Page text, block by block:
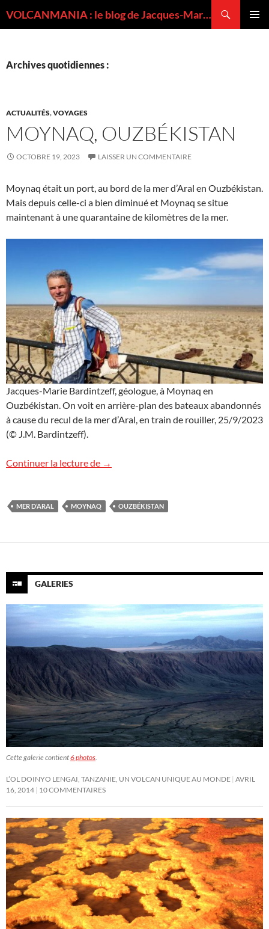
VOLCANMANIA : le blog de Jacques-Marie BARDINTZEFF, volcanologue
Archives quotidiennes :
ACTUALITÉS,VOYAGES
MOYNAQ, OUZBÉKISTAN
OCTOBRE 19, 2023 LAISSER UN COMMENTAIRE
Moynaq était un port, au bord de la mer d’Aral en Ouzbékistan.
Mais depuis celle-ci a bien diminué et Moynaq se situe
maintenant à une quarantaine de kilomètres de la mer.
Jacques-Marie Bardintzeff, géologue, à Moynaq en
Ouzbékistan. On voit en arrière-plan des bateaux abandonnés
à cause du recul de la mer d’Aral, en train de rouiller, 25/9/2023
(© J.M. Bardintzeff).
Continuer la lecture de Moynaq, Ouzbékistan
→
MER D’ARAL MOYNAQ OUZBÉKISTAN
GALERIES
Cette galerie contient6 photos
L’OL DOINYO LENGAI, TANZANIE, UN VOLCAN UNIQUE AU MONDE AVRIL
16, 2014 10 COMMENTAIRES